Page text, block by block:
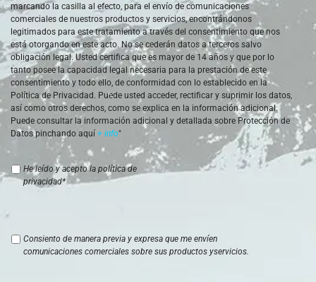
marcando la casilla al efecto, para el envío de comunicaciones
comerciales de nuestros productos y servicios, encontrándonos
legitimados para este tratamiento a través del consentimiento que nos
está otorgando en este acto. No se cederán datos a terceros salvo
obligación legal. Usted certifica que es mayor de 14 años y que por lo
tanto posee la capacidad legal necesaria para la prestación de este
consentimiento y todo ello, de conformidad con lo establecido en la
Política de Privacidad. Puede usted acceder, rectificar y suprimir los datos,
así como otros derechos, como se explica en la información adicional.
Puede consultar la información adicional y detallada sobre Protección de
Datos pinchando aquí + info"
Protección
de
datos *
He leído y acepto la política de
privacidad*
comerciales
Consiento de manera previa y expresa que me envíen
comunicaciones comerciales sobre sus productos yservicios.